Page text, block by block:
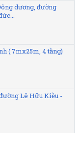
dương, đường
( 7mx25m, 4 tầng)
Lê Hữu Kiều -